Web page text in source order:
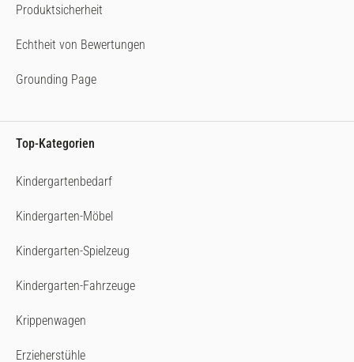
Produktsicherheit
Echtheit von Bewertungen
Grounding Page
Top-Kategorien
Kindergartenbedarf
Kindergarten-Möbel
Kindergarten-Spielzeug
Kindergarten-Fahrzeuge
Krippenwagen
Erzieherstühle